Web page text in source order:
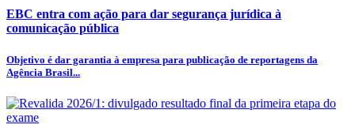
EBC entra com ação para dar segurança jurídica à
comunicação pública
Objetivo é dar garantia à empresa para publicação de reportagens da
Agência Brasil...